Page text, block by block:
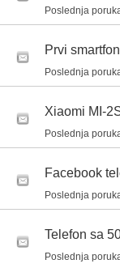
Poslednja
Prvi
Poslednja
Xiaomi MI-
Poslednja
Facebook
Poslednja
Telefon sa
Poslednja